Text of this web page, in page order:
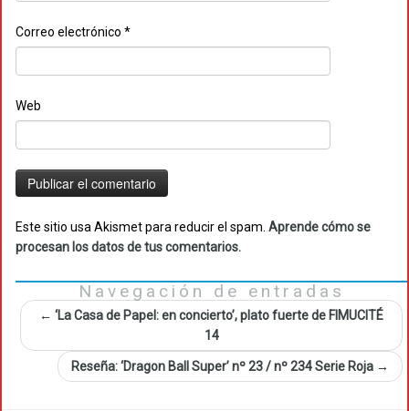
Correo electrónico *
Web
Este sitio usa Akismet para reducir el spam. Aprende cómo se
procesan los datos de tus comentarios.
Navegación de entradas
← ‘La Casa de Papel: en concierto’, plato fuerte de FIMUCITÉ
14
Reseña: ‘Dragon Ball Super’ nº 23 / nº 234 Serie Roja →